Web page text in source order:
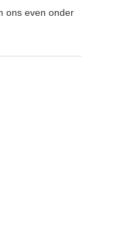
ons even onder